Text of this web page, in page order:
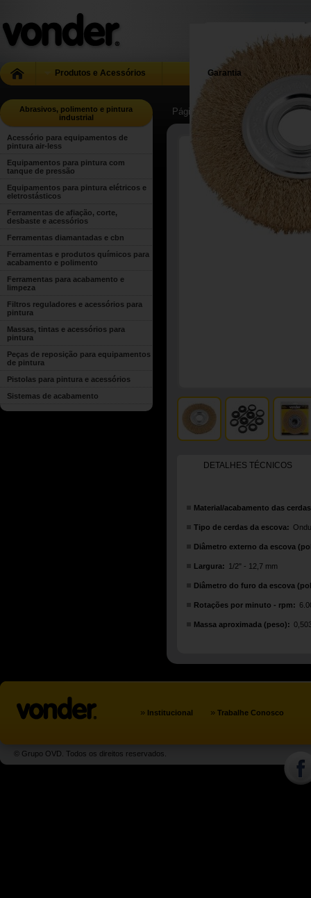
Produtos e Acessórios Garantia
Abrasivos, polimento e pintura
industrial
Acessório para equipamentos de
pintura air-less
Equipamentos para pintura com
tanque de pressão
Equipamentos para pintura elétricos e
eletrostásticos
Ferramentas de afiação, corte,
desbaste e acessórios
Ferramentas diamantadas e cbn
Ferramentas e produtos químicos para
acabamento e polimento
Ferramentas para acabamento e
limpeza
Filtros reguladores e acessórios para
pintura
Massas, tintas e acessórios para
pintura
Peças de reposição para equipamentos
de pintura
Pistolas para pintura e acessórios
Sistemas de acabamento
Página Inicial | ... | Abrasivos,
DETALHES TÉCNICOS
Material/acabamento das
Tipo de cerdas da escova:
Diâmetro externo da escova
Largura: 1/2" - 12,7 mm
Diâmetro do furo da escova
Rotações por minuto - rpm:
Massa aproximada (peso):
» Institucional » Trabalhe Conosco
© Grupo OVD. Todos os direitos reservados.